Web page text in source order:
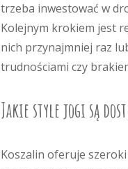
trzeba inwestować w
Kolejnym krokiem jest
nich przynajmniej raz
trudnościami czy
Jakie style jogi są
Koszalin oferuje